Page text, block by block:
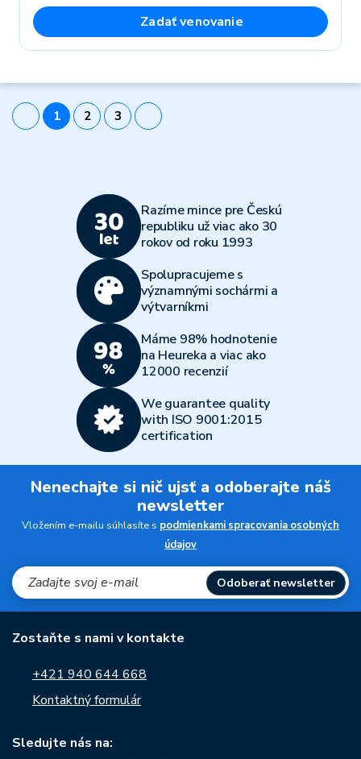
Zadať venovanie
1 2 3
Razíme mince pre Českú
republiku už viac ako 30
rokov od roku 1993
Spolupracujeme s
významnými sochármi a
výtvarníkmi
Máme 98% hodnotenie
na Heureka a viac ako
12000 recenzií
We guarantee quality
with ISO 9001:2015
certification
Nenechajte si nič ujsť a odoberajte náš
newsletter
Vložením e-mailu súhlasíte s podmienkami spracovania osobných
údajov
Odoberať newsletter
Zostaňte s nami v kontakte
+421 940 644 668
Kontaktný formulár
Sledujte nás na: